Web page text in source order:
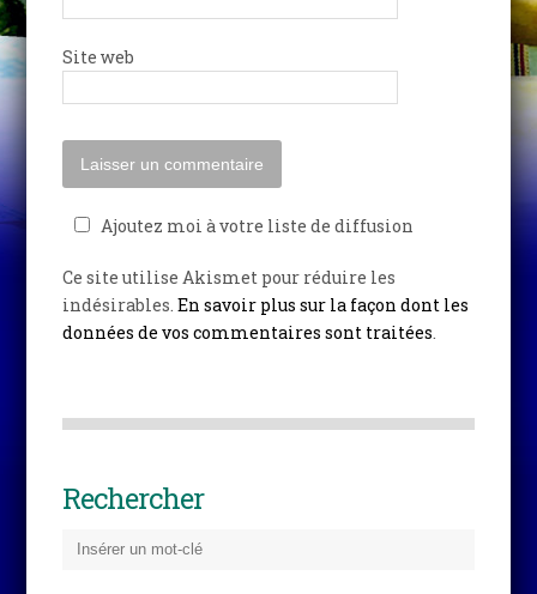
Site web
Ajoutez moi à votre liste de diffusion
Ce site utilise Akismet pour réduire les
indésirables.En savoir plus sur la façon dont les
données de vos commentaires sont traitées.
Rechercher